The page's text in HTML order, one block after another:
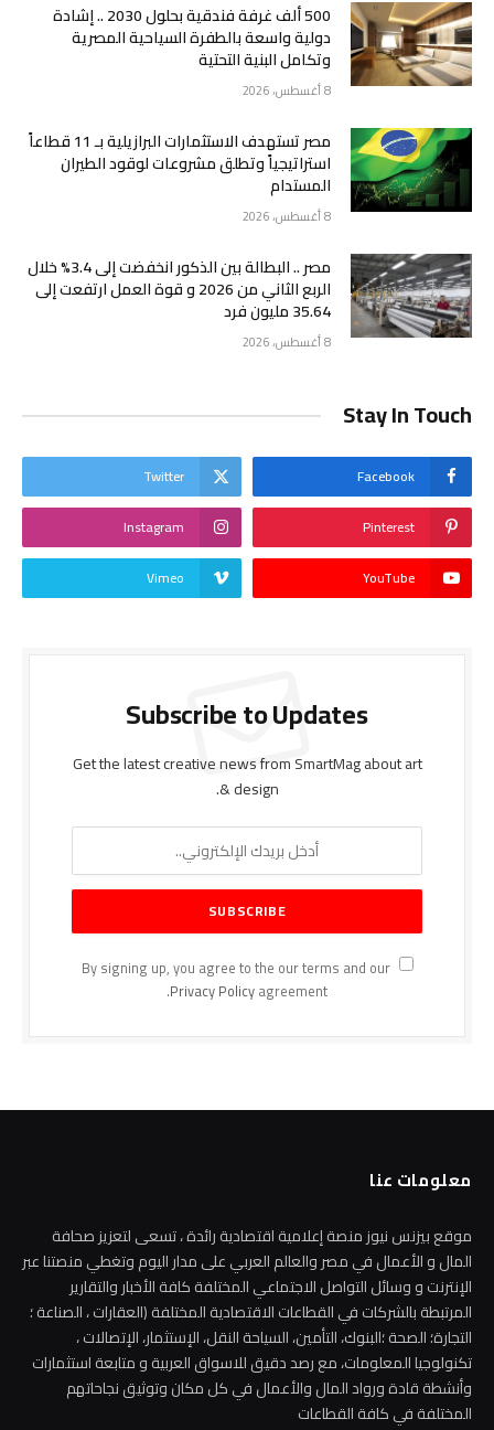
500 ألف غرفة فندقية بحلول 2030 .. إشادة
دولية واسعة بالطفرة السياحية المصرية
وتكامل البنية التحتية
8 أغسطس، 2026
مصر تستهدف الاستثمارات البرازيلية بـ 11 قطاعاً
استراتيجياً وتطلق مشروعات لوقود الطيران
المستدام
8 أغسطس، 2026
مصر .. البطالة بين الذكور انخفضت إلى 3.4% خلال
الربع الثاني من 2026 و قوة العمل ارتفعت إلى
35.64 مليون فرد
8 أغسطس، 2026
Stay In Touch
Facebook
Twitter
Pinterest
Instagram
YouTube
Vimeo
Subscribe to Updates
Get the latest creative news from SmartMag about art
& design.
By signing up, you agree to the our terms and our
Privacy Policyagreement.
معلومات عنا
موقع بيزنس نيوز منصة إعلامية اقتصادية رائدة ، تسعى لتعزيز صحافة
المال و الأعمال في مصر والعالم العربي على مدار اليوم وتغطي منصتنا عبر
الإنترنت و وسائل التواصل الاجتماعي المختلفة كافة الأخبار والتقارير
المرتبطة بالشركات في القطاعات الاقتصادية المختلفة (العقارات ، الصناعة ؛
التجارة؛ الصحة ؛البنوك، التأمين، السياحة النقل، الإستثمار، الإتصالات ،
تكنولوجيا المعلومات، مع رصد دقيق للاسواق العربية و متابعة استثمارات
وأنشطة قادة ورواد المال والأعمال في كل مكان وتوثيق نجاحاتهم
المختلفة في كافة القطاعات